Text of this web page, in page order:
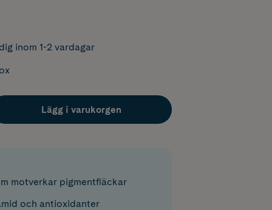
inom 1-2 vardagar
Lägg i varukorgen
motverkar pigmentfläckar
och antioxidanter